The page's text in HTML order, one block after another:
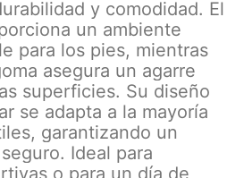
y comodidad. El
un ambiente
para los pies, mientras
asegura un agarre
superficies. Su diseño
se adapta a la mayoría
garantizando un
Ideal para
o para un día de